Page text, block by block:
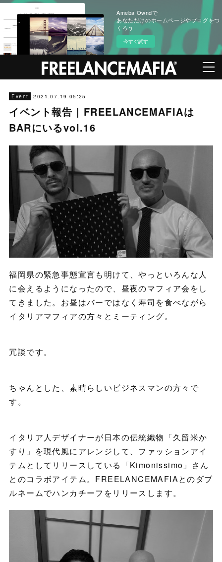
Ameba Owndで
あなただけのホームページやブログをつ
くろう
今すぐ試す
Event 2021.07.19 05:25
イベント報告 | FREELANCEMAFIAは
BARにいるvol.16
福岡県の緊急事態宣言も明けて、やっといろんな人
に会えるようになったので、昼夜のマフィア会をし
てきました。お昼はバーではなく寿司を食べながら
イタリアマフィアの方々とミーティング。
冗談です。
ちゃんとした、素晴らしいビジネスマンの方々で
す。
イタリア人デザイナーが日本の伝統織物「久留米か
すり」を現代風にアレンジして、ファッションアイ
テムとしてリリースしている「Kimonissimo」さん
とのコラボアイテム。FREELANCEMAFIAとのダブ
ルネームでハンカチーフをリリースします。